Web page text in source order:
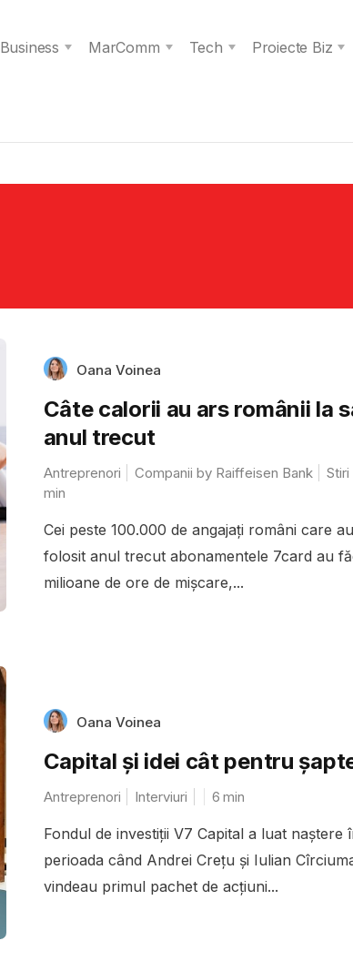
Business MarComm Tech
Proiecte Biz
Oana Voinea
Câte calorii au ars românii la
anul trecut
Antreprenori Companii by Raiffeisen Bank Stiri
min
Cei peste 100.000 de angajați români care au
folosit anul trecut abonamentele 7card au
milioane de ore de mișcare,...
Oana Voinea
Capital și idei cât pentru
Antreprenori Interviuri 6 min
Fondul de investiții V7 Capital a luat naștere
perioada când Andrei Crețu și Iulian
vindeau primul pachet de acțiuni...